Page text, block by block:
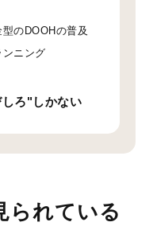
のDOOHの普及
ニング
ろ"しかない
られている